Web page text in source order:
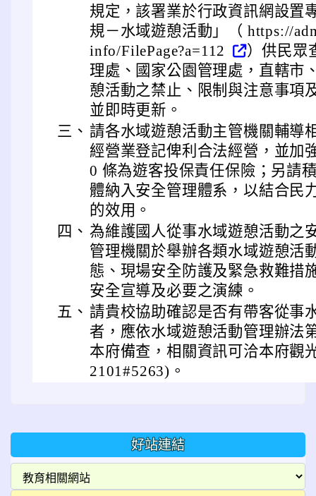
規定，該署業於行政資訊網設置
規－水域遊憩活動」（ https://
info/FilePage?a=112
）供民眾
理處、國家公園管理處，直轄市
憩活動之禁止、限制與注意事項
並即時更新。
三、 請各水域遊憩活動主管機關輔導
經營業登記俾利合法經營，並加
0 條為遊客投保責任保險；另請
體納入安全管理體系，以結合民
的效用。
四、 為維護國人從事水域遊憩活動之
管理機關於舉辦各類水域遊憩活
態、現場安全防護及緊急救難措
安全宣導及必要之演練。
五、 請貴校協助確認是否有帶客從事
者，應依水域遊憩活動管理辦法
本府備查，相關資訊可洽本府觀
2101#5263)。
好站連結